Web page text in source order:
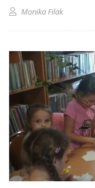
Monika Filak